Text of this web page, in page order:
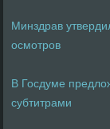
Минздрав
осмотров
В Госдуме
субтитрами